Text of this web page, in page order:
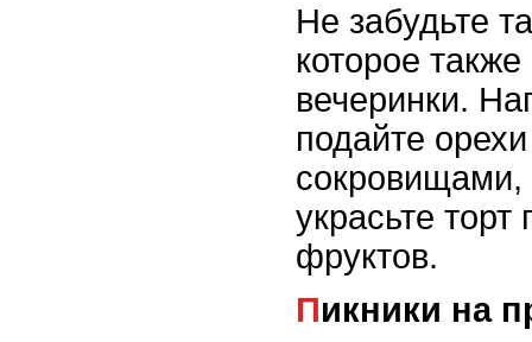
Не забудьте
которое
вечеринки.
подайте
сокровищами,
украсьте
фруктов.
Пикники на